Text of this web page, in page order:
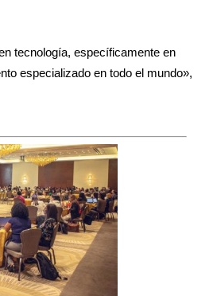
tecnología, específicamente en
especializado en todo el mundo»,